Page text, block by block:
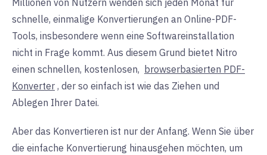
Millionen von Nutzern wenden sich jeden Monat für
schnelle, einmalige Konvertierungen an Online-PDF-
Tools, insbesondere wenn eine Softwareinstallation
nicht in Frage kommt. Aus diesem Grund bietet Nitro
einen schnellen, kostenlosen, browserbasierten PDF-
Konverter , der so einfach ist wie das Ziehen und
Ablegen Ihrer Datei.
Aber das Konvertieren ist nur der Anfang. Wenn Sie über
die einfache Konvertierung hinausgehen möchten, um